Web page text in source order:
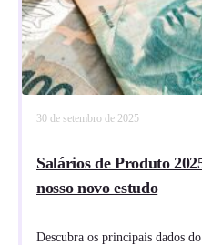
30 de setembro de 2025
Salários de Produto
nosso novo estudo
Descubra os principais dados